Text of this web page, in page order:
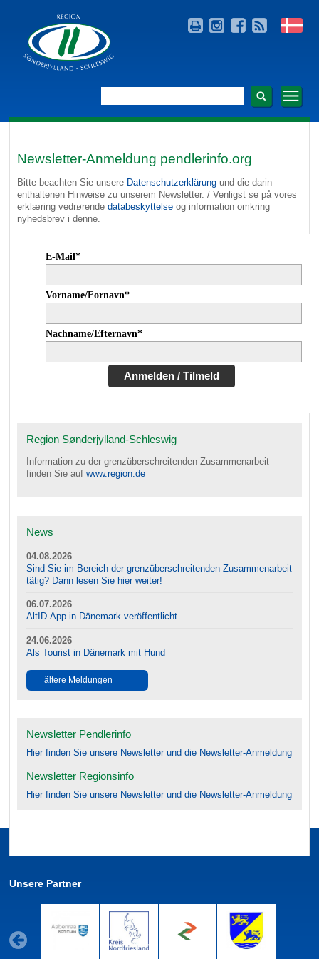
Newsletter-Anmeldung pendlerinfo.org
Bitte beachten Sie unsere Datenschutzerklärungund die darin
enthaltenen Hinweise zu unserem Newsletter. / Venligst se på vores
erklæring vedrørende databeskyttelseog information omkring
nyhedsbrev i denne.
E-Mail*
Vorname/Fornavn*
Nachname/Efternavn*
Anmelden / Tilmeld
Region Sønderjylland-Schleswig
Information zu der grenzüberschreitenden Zusammenarbeit
finden Sie auf www.region.de
News
04.08.2026
Sind Sie im Bereich der grenzüberschreitenden Zusammenarbeit
tätig? Dann lesen Sie hier weiter!
06.07.2026
AltID-App in Dänemark veröffentlicht
24.06.2026
Als Tourist in Dänemark mit Hund
ältere Meldungen
Newsletter Pendlerinfo
Hier finden Sie unsere Newsletter und die Newsletter-Anmeldung
Newsletter Regionsinfo
Hier finden Sie unsere Newsletter und die Newsletter-Anmeldung
Unsere Partner